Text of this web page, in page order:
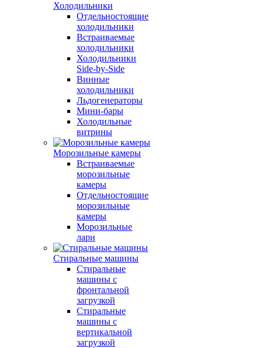
Холодильники
Отдельностоящие
холодильники
Встраиваемые
холодильники
Холодильники
Side-by-Side
Винные
холодильники
Льдогенераторы
Мини-бары
Холодильные
витрины
Морозильные камеры
Встраиваемые
морозильные
камеры
Отдельностоящие
морозильные
камеры
Морозильные
лари
Стиральные машины
Стиральные
машины с
фронтальной
загрузкой
Стиральные
машины с
вертикальной
загрузкой